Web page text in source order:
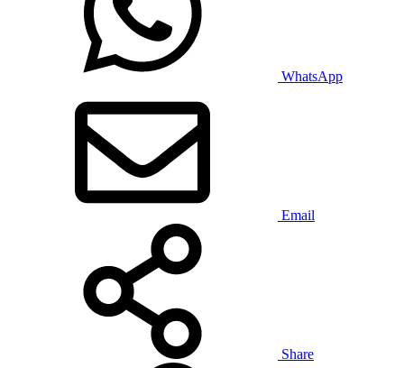
WhatsApp
Email
Share